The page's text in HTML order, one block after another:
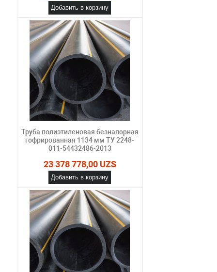
Добавить в корзину
Труба полиэтиленовая безнапорная
гофрированная 1134 мм ТУ 2248-
011-54432486-2013
23 378 778,00 UZS
Добавить в корзину